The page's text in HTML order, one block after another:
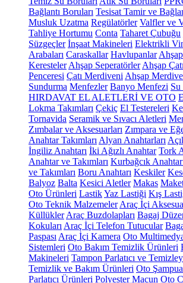
Bağlantı Boruları Tesisat Tamir ve
Musluk Uzatma Regülatörler Valfler ve
Tahliye Hortumu Conta Taharet Çubuğu
Süzgeçler İnşaat Makineleri Elektrikli
Arabaları Caraskallar Havlupanlar
Keresteler Ahşap Seperatörler Ahşap
Penceresi Çatı Merdiveni Ahşap
Sundurma Menfezler Banyo Menfezi Su
HIRDAVAT EL ALETLERİ VE OTO
Lokma Takımları Çekiç El Testereleri
Tornavida Seramik ve Sıvacı Aletleri
Zımbalar ve Aksesuarları Zımpara ve
Anahtar Takımları Alyan Anahtarları
İngiliz Anahtarı İki Ağızlı Anahtar Tork
Anahtar ve Takımları Kurbağcık
ve Takımları Boru Anahtarı Keskiler
Balyoz Balta Kesici Aletler Makas
Oto Ürünleri LastikYaz Lastiği Kış
Oto Teknik Malzemeler Araç İçi
Küllükler Araç Buzdolapları Bagaj
Kokuları Araç İçi Telefon Tutucular
Paspası Araç İçi Kamera Oto
Sistemleri Oto Bakım Temizlik Ürünleri
Makineleri Tampon Parlatıcı ve
Temizlik ve Bakım Ürünleri Oto
Parlatıcı Ürünleri Polyester Macun Oto